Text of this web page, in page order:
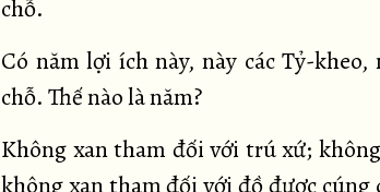
chỗ.
Có năm lợi ích này, này các Tỷ-
chỗ. Thế nào là năm?
Không xan tham đối với trú xứ;
không xan tham đối với đồ được